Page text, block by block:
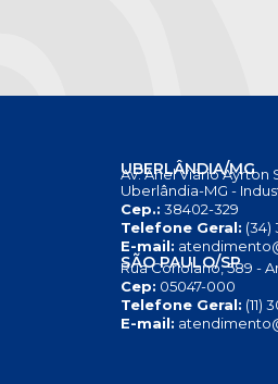
UBERLÂNDIA/MG
Av. Anel Viário Ayrton
Uberlândia-MG -
Cep.: 38402-329
Telefone Geral: (34)
E-mail:
SÃO PAULO/SP
Rua Coriolano, 589 -
Cep: 05047-000
Telefone Geral: (11)
E-mail: